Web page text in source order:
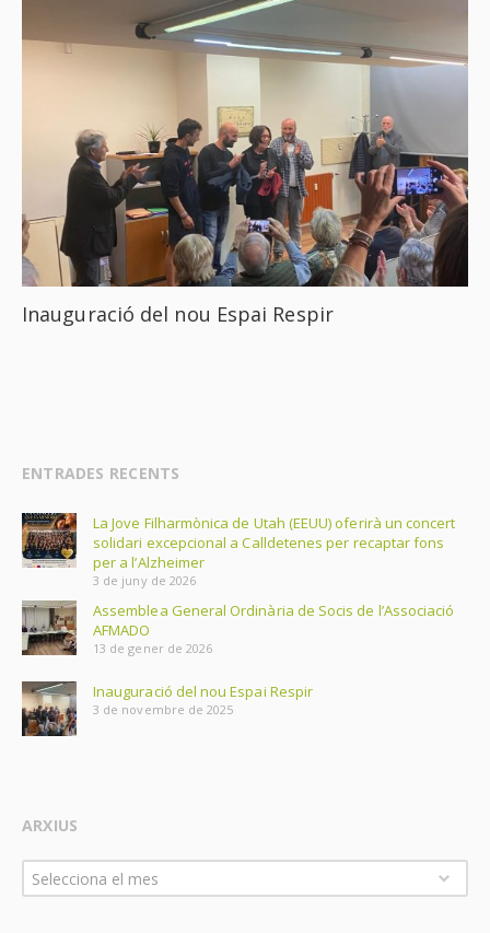
Inauguració del nou Espai Respir
ENTRADES RECENTS
La Jove Filharmònica de Utah (EEUU) oferirà un concert
solidari excepcional a Calldetenes per recaptar fons
per a l’Alzheimer
3 de juny de 2026
Assemblea General Ordinària de Socis de l’Associació
AFMADO
13 de gener de 2026
Inauguració del nou Espai Respir
3 de novembre de 2025
ARXIUS
Arxius
Selecciona el mes